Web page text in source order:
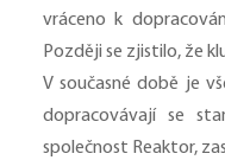
vráceno k
Později se zjistilo, že
V současné době je
dopracovávají se
společnost Reaktor,